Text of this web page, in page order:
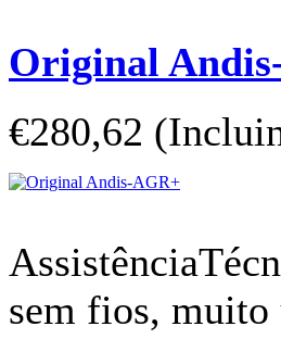
Original
€280,62
sem fios,